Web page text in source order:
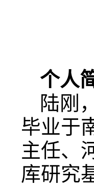
个人
陆刚
毕业于
主任、
库研究